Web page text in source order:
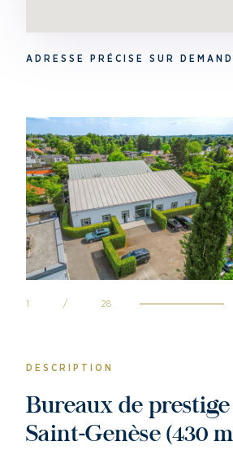
ADRESSE PRÉCISE SUR
1 / 28
DESCRIPTION
Bureaux de prestige à Rhode-
Saint-Genèse (430